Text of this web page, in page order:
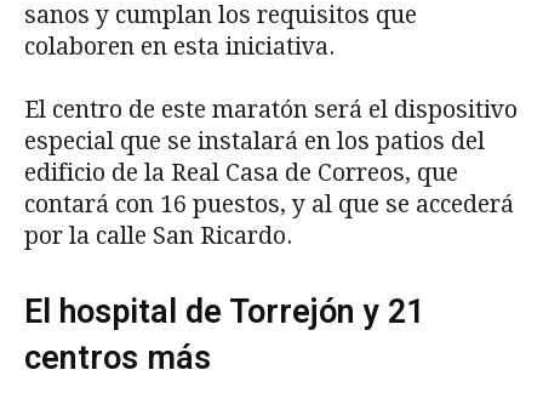
sanos y cumplan los requisitos que
colaboren en esta iniciativa.
El centro de este maratón será el dispositivo
especial que se instalará en los patios del
edificio de la Real Casa de Correos, que
contará con 16 puestos, y al que se accederá
por la calle San Ricardo.
El hospital de Torrejón y 21
centros más